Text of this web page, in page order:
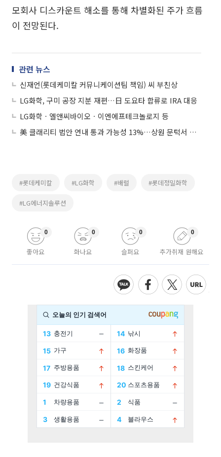
모회사 디스카운트 해소를 통해 차별화된 주가 흐름
이 전망된다.
관련 뉴스
신재언(롯데케미칼 커뮤니케이션팀 책임) 씨 부친상
LG화학, 구미 공장 지분 재편…日 도요타 합류로 IRA 대응
LG화학ㆍ엘앤씨바이오ㆍ이엔에프테크놀로지 등
美 클래리티 법안 연내 통과 가능성 13%…상원 문턱서 제동
#롯데케미칼 #LG화학 #배럴 #롯데정밀화학
#LG에너지솔루션
좋아요
0
화나요
0
슬퍼요
0
추가취재 원해요
0